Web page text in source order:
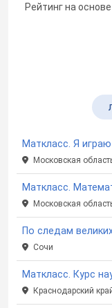
Рейтинг на
Маткласс. Я
Московская
Маткласс.
Московская
По следам
Сочи
Маткласс. Курс
Краснодарский